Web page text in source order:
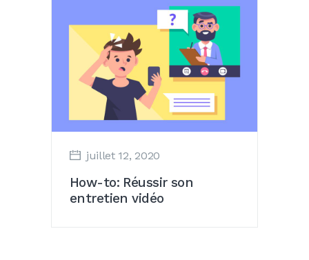
juillet 12, 2020
How-to: Réussir son
entretien vidéo